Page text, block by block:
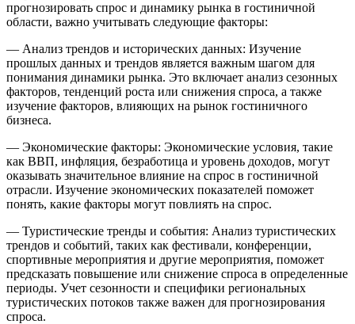
прогнозировать спрос и динамику рынка в гостиничной
области, важно учитывать следующие факторы:
— Анализ трендов и исторических данных: Изучение
прошлых данных и трендов является важным шагом для
понимания динамики рынка. Это включает анализ сезонных
факторов, тенденций роста или снижения спроса, а также
изучение факторов, влияющих на рынок гостиничного
бизнеса.
— Экономические факторы: Экономические условия, такие
как ВВП, инфляция, безработица и уровень доходов, могут
оказывать значительное влияние на спрос в гостиничной
отрасли. Изучение экономических показателей поможет
понять, какие факторы могут повлиять на спрос.
— Туристические тренды и события: Анализ туристических
трендов и событий, таких как фестивали, конференции,
спортивные мероприятия и другие мероприятия, поможет
предсказать повышение или снижение спроса в определенные
периоды. Учет сезонности и специфики региональных
туристических потоков также важен для прогнозирования
спроса.